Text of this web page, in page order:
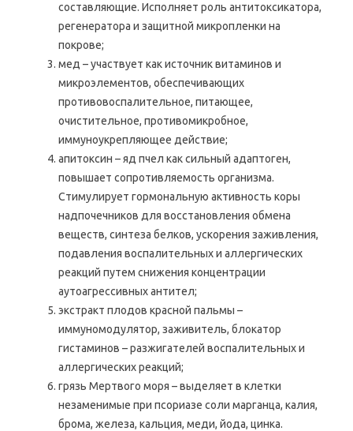
составляющие. Исполняет роль антитоксикатора,
регенератора и защитной микропленки на
покрове;
мед – участвует как источник витаминов и
микроэлементов, обеспечивающих
противовоспалительное, питающее,
очистительное, противомикробное,
иммуноукрепляющее действие;
апитоксин – яд пчел как сильный адаптоген,
повышает сопротивляемость организма.
Стимулирует гормональную активность коры
надпочечников для восстановления обмена
веществ, синтеза белков, ускорения заживления,
подавления воспалительных и аллергических
реакций путем снижения концентрации
аутоагрессивных антител;
экстракт плодов красной пальмы –
иммуномодулятор, заживитель, блокатор
гистаминов – разжигателей воспалительных и
аллергических реакций;
грязь Мертвого моря – выделяет в клетки
незаменимые при псориазе соли марганца, калия,
брома, железа, кальция, меди, йода, цинка.